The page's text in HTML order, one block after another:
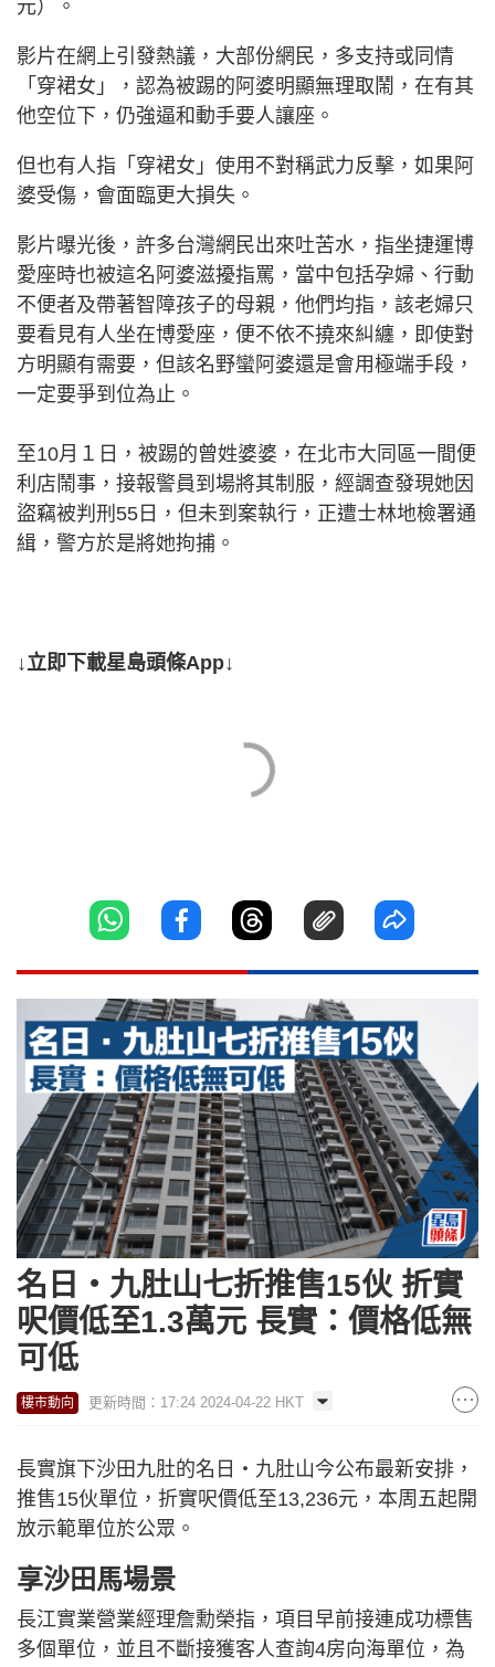
元）。
影片在網上引發熱議，大部份網民，多支持或同情
「穿裙女」，認為被踢的阿婆明顯無理取鬧，在有其
他空位下，仍強逼和動手要人讓座。
但也有人指「穿裙女」使用不對稱武力反擊，如果阿
婆受傷，會面臨更大損失。
影片曝光後，許多台灣網民出來吐苦水，指坐捷運博
愛座時也被這名阿婆滋擾指罵，當中包括孕婦、行動
不便者及帶著智障孩子的母親，他們均指，該老婦只
要看見有人坐在博愛座，便不依不撓來糾纏，即使對
方明顯有需要，但該名野蠻阿婆還是會用極端手段，
一定要爭到位為止。
至10月１日，被踢的曾姓婆婆，在北市大同區一間便
利店鬧事，接報警員到場將其制服，經調查發現她因
盜竊被判刑55日，但未到案執行，正遭士林地檢署通
緝，警方於是將她拘捕。
↓立即下載星島頭條App↓
名日‧九肚山七折推售15伙 折實
呎價低至1.3萬元 長實：價格低無
可低
樓市動向 更新時間：17:24 2024-04-22 HKT
長實旗下沙田九肚的名日‧九肚山今公布最新安排，
推售15伙單位，折實呎價低至13,236元，本周五起開
放示範單位於公眾。
享沙田馬場景
長江實業營業經理詹勳榮指，項目早前接連成功標售
多個單位，並且不斷接獲客人查詢4房向海單位，為